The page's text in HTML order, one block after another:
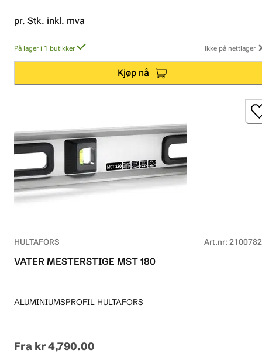
pr. Stk. inkl. mva
På lager i 1 butikker Ikke på nettlager
Kjøp nå
HULTAFORS Art.nr:
VATER MESTERSTIGE MST 180
ALUMINIUMSPROFIL HULTAFORS
Fra kr 4,790.00